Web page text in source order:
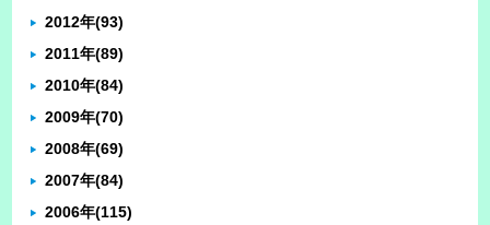
2012年(93)
2011年(89)
2010年(84)
2009年(70)
2008年(69)
2007年(84)
2006年(115)